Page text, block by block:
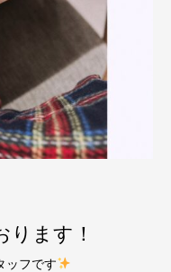
ります！
ッフです